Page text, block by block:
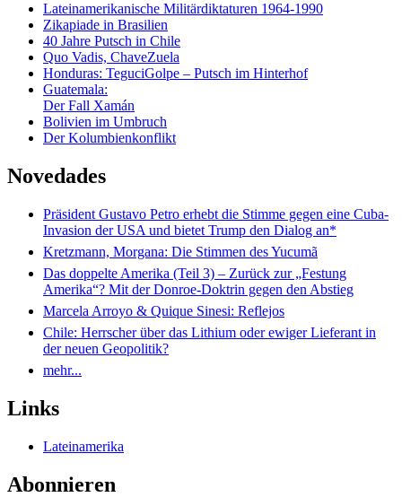
Lateinamerikanische Militärdiktaturen 1964-1990
Zikapiade in Brasilien
40 Jahre Putsch in Chile
Quo Vadis, ChaveZuela
Honduras: TeguciGolpe – Putsch im Hinterhof
Guatemala:
Der Fall Xamán
Bolivien im Umbruch
Der Kolumbienkonflikt
Novedades
Präsident Gustavo Petro erhebt die Stimme gegen eine Cuba-
Invasion der USA und bietet Trump den Dialog an*
Kretzmann, Morgana: Die Stimmen des Yucumã
Das doppelte Amerika (Teil 3) – Zurück zur „Festung
Amerika“? Mit der Donroe-Doktrin gegen den Abstieg
Marcela Arroyo & Quique Sinesi: Reflejos
Chile: Herrscher über das Lithium oder ewiger Lieferant in
der neuen Geopolitik?
mehr...
Links
Lateinamerika
Abonnieren